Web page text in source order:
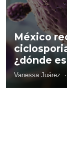
México
¿dónde
Vanessa Juárez ·